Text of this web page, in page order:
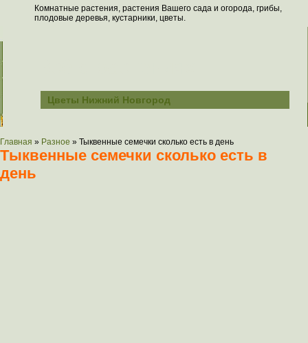
Комнатные растения, растения Вашего сада и огорода, грибы,
плодовые деревья, кустарники, цветы.
Цветы Нижний Новгород
Главная » Разное » Тыквенные семечки сколько есть в день
Тыквенные семечки сколько есть в
день